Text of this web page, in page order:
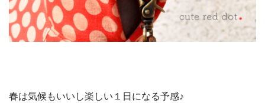
春は気候もいいし楽しい１日になる予感♪